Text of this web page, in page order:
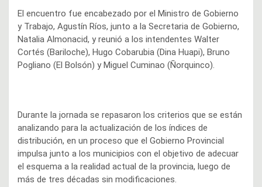
El encuentro fue encabezado por el Ministro de Gobierno
y Trabajo, Agustín Ríos, junto a la Secretaria de Gobierno,
Natalia Almonacid, y reunió a los intendentes Walter
Cortés (Bariloche), Hugo Cobarubia (Dina Huapi), Bruno
Pogliano (El Bolsón) y Miguel Cuminao (Ñorquinco).
Durante la jornada se repasaron los criterios que se están
analizando para la actualización de los índices de
distribución, en un proceso que el Gobierno Provincial
impulsa junto a los municipios con el objetivo de adecuar
el esquema a la realidad actual de la provincia, luego de
más de tres décadas sin modificaciones.